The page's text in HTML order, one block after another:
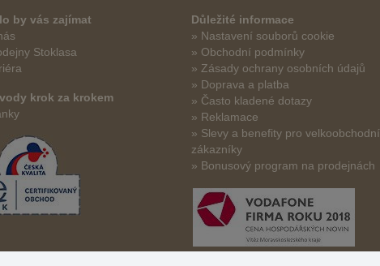
by vás zajímat
Stoklasa
krok za krokem
Důležité informace
» Nastavení souborů cookie
» Obchodní podmínky
» Zásady ochrany osobních údajů
» Doprava a platba
» Často kladené dotazy
» Reklamace
» Slevy a benefity pro velkoobchodní
zákazníky
» Bonusový program na prodejnách